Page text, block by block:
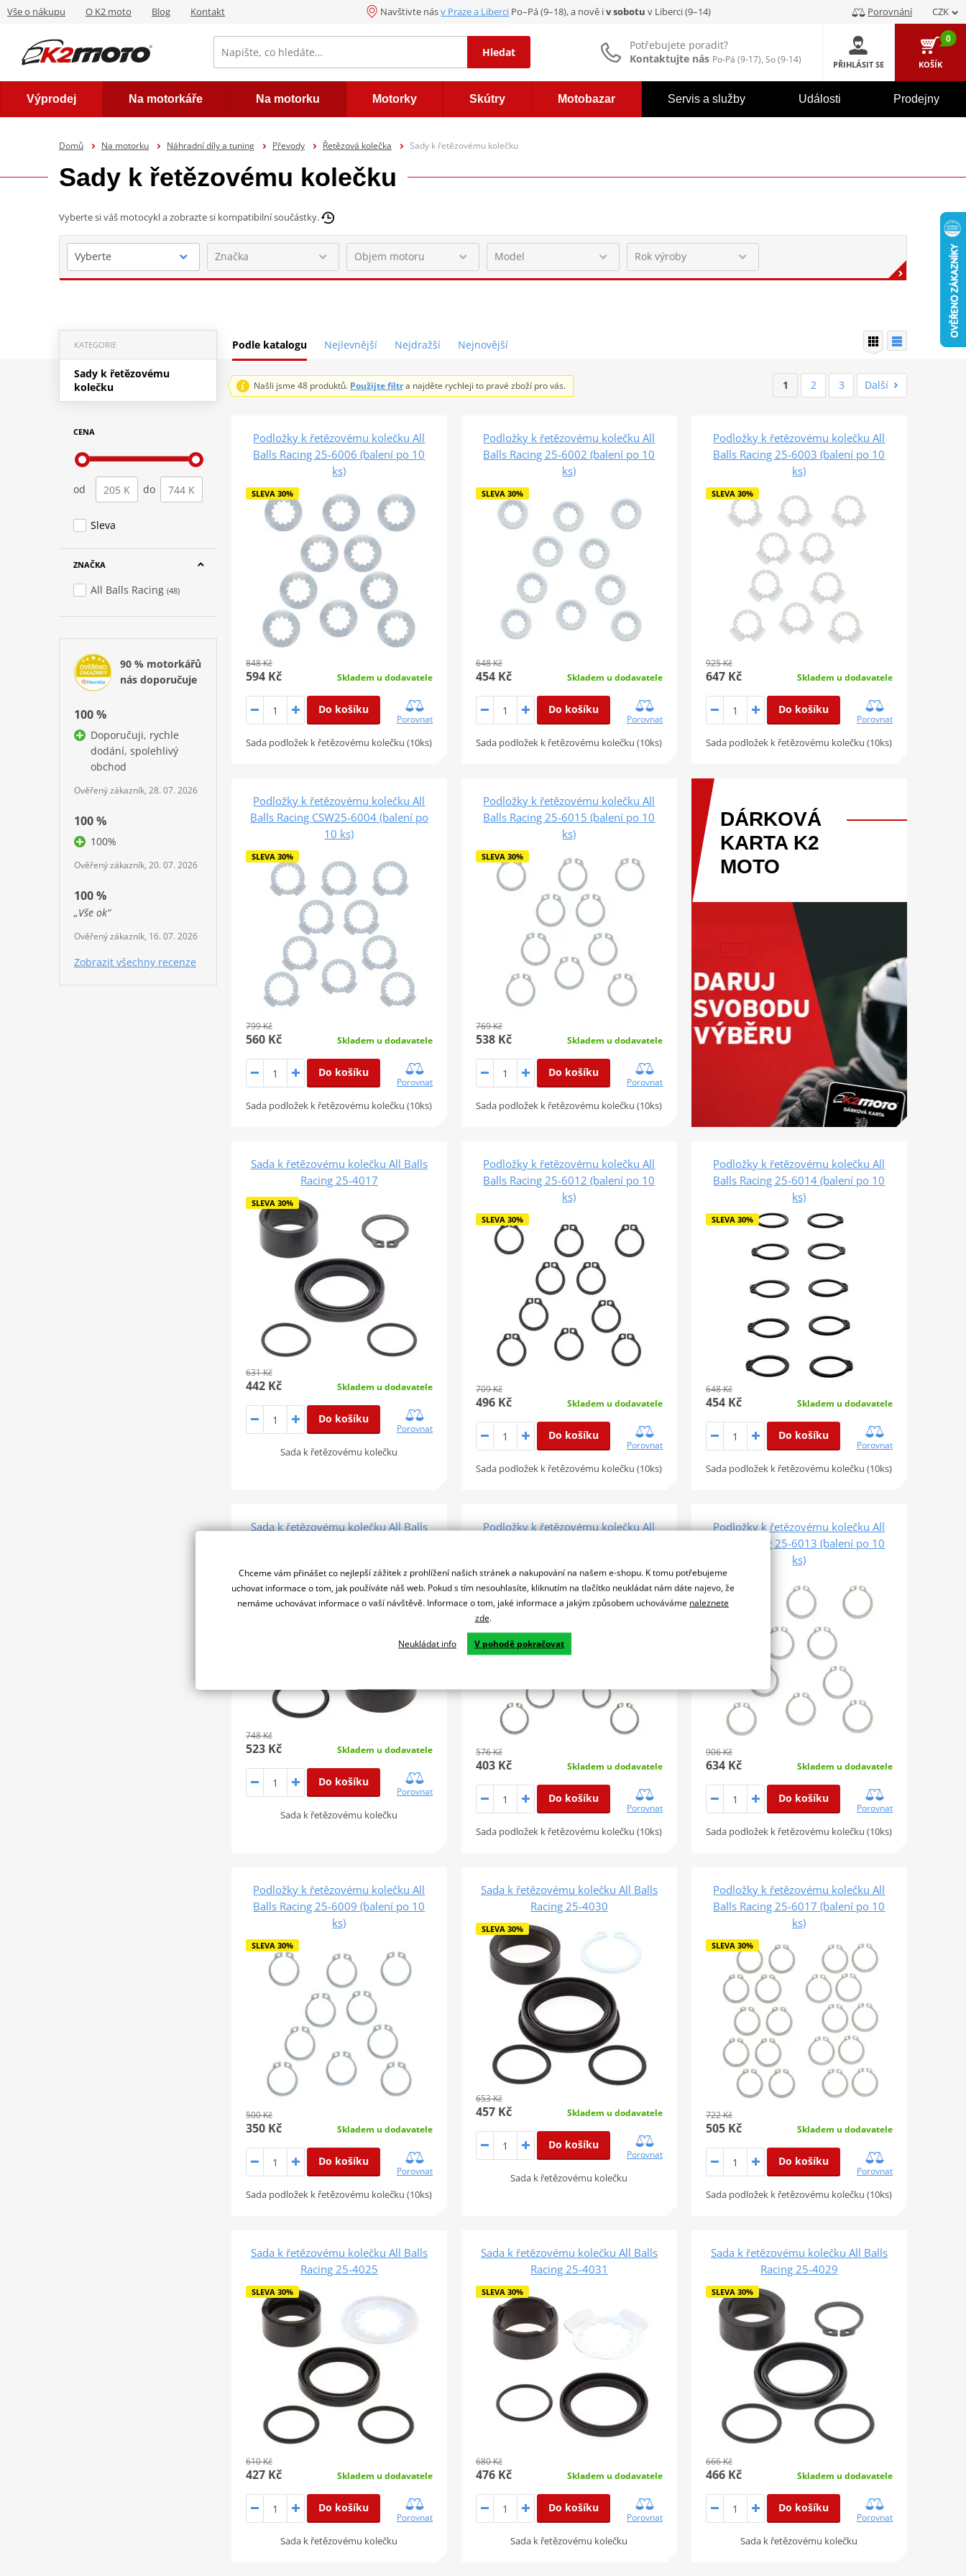
Vše o nákupu O K2 moto Blog Kontakt Navštivte násv Praze a Liberci Po–Pá (9–18), a nově iv sobotu v Liberci (9–14) Porovnání CZK
Hledat
Potřebujete poradit?
Kontaktujte nás Po-Pá (9-17), So (9-14) PŘIHLÁSIT SE
0
KOŠÍK
Výprodej Na motorkáře Na motorku Motorky Skútry Motobazar Servis a služby Události Prodejny
Domů Na motorku Náhradní díly a tuning Převody Řetězová kolečka Sady k řetězovému kolečku
Sady k řetězovému kolečku
Vyberte si váš motocykl a zobrazte si kompatibilní součástky.
Podle katalogu Nejlevnější Nejdražší Nejnovější
KATEGORIE
Sady k řetězovému
kolečku
CENA
od do
Sleva
ZNAČKA
All Balls Racing (48)
90 % motorkářů
nás doporučuje
100 %
Doporučuji, rychle
dodání, spolehlivý
obchod
Ověřený zákazník, 28. 07. 2026
100 %
100%
Ověřený zákazník, 20. 07. 2026
100 %
„Vše ok“
Ověřený zákazník, 16. 07. 2026
Zobrazit všechny recenze
1 2 3 Další
Našli jsme 48 produktů. Použijte filtra najděte rychleji to pravé zboží pro vás.
Podložky k řetězovému kolečku All
Balls Racing 25-6006 (balení po 10
ks)
SLEVA 30%
848 Kč
594 Kč Skladem u dodavatele
Do košíku
Porovnat
Sada podložek k řetězovému kolečku (10ks)
Podložky k řetězovému kolečku All
Balls Racing 25-6002 (balení po 10
ks)
SLEVA 30%
648 Kč
454 Kč Skladem u dodavatele
Do košíku
Porovnat
Sada podložek k řetězovému kolečku (10ks)
Podložky k řetězovému kolečku All
Balls Racing 25-6003 (balení po 10
ks)
SLEVA 30%
925 Kč
647 Kč Skladem u dodavatele
Do košíku
Porovnat
Sada podložek k řetězovému kolečku (10ks)
Podložky k řetězovému kolečku All
Balls Racing CSW25-6004 (balení po
10 ks)
SLEVA 30%
799 Kč
560 Kč Skladem u dodavatele
Do košíku
Porovnat
Sada podložek k řetězovému kolečku (10ks)
Podložky k řetězovému kolečku All
Balls Racing 25-6015 (balení po 10
ks)
SLEVA 30%
769 Kč
538 Kč Skladem u dodavatele
Do košíku
Porovnat
Sada podložek k řetězovému kolečku (10ks)
DÁRKOVÁ
KARTA K2
MOTO
Sada k řetězovému kolečku All Balls
Racing 25-4017
SLEVA 30%
631 Kč
442 Kč Skladem u dodavatele
Do košíku
Porovnat
Sada k řetězovému kolečku
Podložky k řetězovému kolečku All
Balls Racing 25-6012 (balení po 10
ks)
SLEVA 30%
709 Kč
496 Kč Skladem u dodavatele
Do košíku
Porovnat
Sada podložek k řetězovému kolečku (10ks)
Podložky k řetězovému kolečku All
Balls Racing 25-6014 (balení po 10
ks)
SLEVA 30%
648 Kč
454 Kč Skladem u dodavatele
Do košíku
Porovnat
Sada podložek k řetězovému kolečku (10ks)
Sada k řetězovému kolečku All Balls
748 Kč
523 Kč Skladem u dodavatele
Do košíku
Porovnat
Sada k řetězovému kolečku
Podložky k řetězovému kolečku All
SLEVA 30%
576 Kč
403 Kč Skladem u dodavatele
Do košíku
Porovnat
Sada podložek k řetězovému kolečku (10ks)
Podložky k řetězovému kolečku All
Balls Racing 25-6013 (balení po 10
ks)
SLEVA 30%
906 Kč
634 Kč Skladem u dodavatele
Do košíku
Porovnat
Sada podložek k řetězovému kolečku (10ks)
Podložky k řetězovému kolečku All
Balls Racing 25-6009 (balení po 10
ks)
SLEVA 30%
500 Kč
350 Kč Skladem u dodavatele
Do košíku
Porovnat
Sada podložek k řetězovému kolečku (10ks)
Sada k řetězovému kolečku All Balls
Racing 25-4030
SLEVA 30%
653 Kč
457 Kč Skladem u dodavatele
Do košíku
Porovnat
Sada k řetězovému kolečku
Podložky k řetězovému kolečku All
Balls Racing 25-6017 (balení po 10
ks)
SLEVA 30%
722 Kč
505 Kč Skladem u dodavatele
Do košíku
Porovnat
Sada podložek k řetězovému kolečku (10ks)
Sada k řetězovému kolečku All Balls
Racing 25-4025
SLEVA 30%
610 Kč
427 Kč Skladem u dodavatele
Do košíku
Porovnat
Sada k řetězovému kolečku
Sada k řetězovému kolečku All Balls
Racing 25-4031
SLEVA 30%
680 Kč
476 Kč Skladem u dodavatele
Do košíku
Porovnat
Sada k řetězovému kolečku
Sada k řetězovému kolečku All Balls
Racing 25-4029
SLEVA 30%
666 Kč
466 Kč Skladem u dodavatele
Do košíku
Porovnat
Sada k řetězovému kolečku
Chceme vám přinášet co nejlepší zážitek z prohlížení našich stránek a nakupování na našem e-shopu. K tomu potřebujeme
uchovat informace o tom, jak používáte náš web. Pokud s tím nesouhlasíte, kliknutím na tlačítko neukládat nám dáte najevo, že
nemáme uchovávat informace o vaší návštěvě. Informace o tom, jaké informace a jakým způsobem uchováváme naleznete
zde.
Neukládat info V pohodě pokračovat